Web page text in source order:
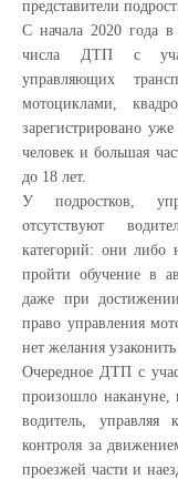
представители
С начала 2020 года в
числа ДТП с
управляющих
мотоциклами,
зарегистрировано
человек и большая
до 18 лет.
У подростков,
отсутствуют
категорий: они либо
пройти обучение в
даже при достижении
право управления
нет желания
Очередное ДТП с
произошло накануне,
водитель, управляя
контроля за
проезжей части и